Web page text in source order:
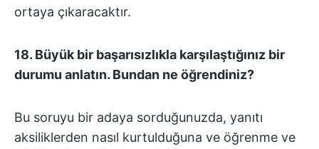
ortaya çıkaracaktır.
18. Büyük bir başarısızlıkla karşılaştığınız bir
durumu anlatın. Bundan ne öğrendiniz?
Bu soruyu bir adaya sorduğunuzda, yanıtı
aksiliklerden nasıl kurtulduğuna ve öğrenme ve